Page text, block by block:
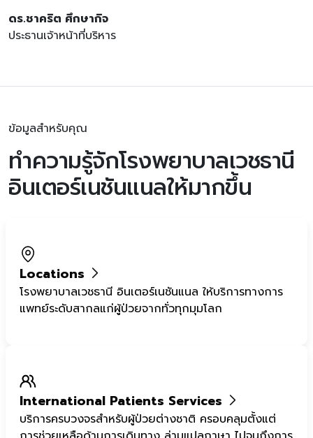
ดร.ชาคริต ศึกษากิจ
ประธานเจ้าหน้าที่บริหาร
ข้อมูลสำหรับคุณ
ทำความรู้จักโรงพยาบาลเวชธานี
อินเตอร์เนชันแนลให้มากขึ้น
Locations
โรงพยาบาลเวชธานี อินเตอร์เนชันแนล ให้บริการทางการ
แพทย์ระดับสากลแก่ผู้ป่วยจากทั่วทุกมุมโลก
International Patients Services
บริการครบวงจรสำหรับผู้ป่วยต่างชาติ ครอบคลุมตั้งแต่